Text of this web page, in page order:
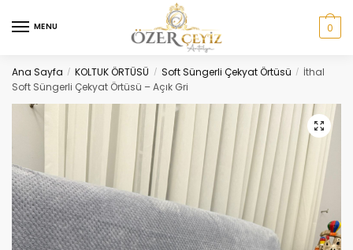
to
to
MENU 0
Ana Sayfa / KOLTUK ÖRTÜSÜ / Soft Süngerli Çekyat Örtüsü / İthal
Soft Süngerli Çekyat Örtüsü – Açık Gri
🔍